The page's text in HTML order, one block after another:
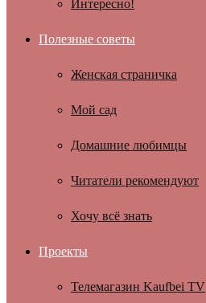
Интересно!
Полезные советы
Женская страничка
Мой сад
Домашние любимцы
Читатели рекомендуют
Хочу всё знать
Проекты
Телемагазин Kaufbei TV